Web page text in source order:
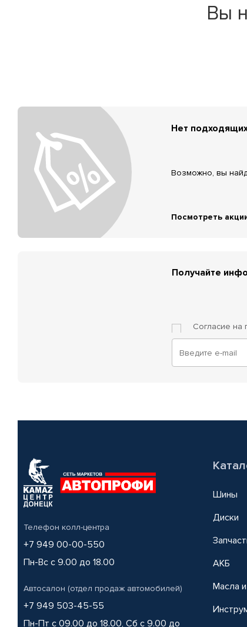
Вы
Нет
Возможно, вы
Посмотреть
Получайте
Согласие на
Телефон колл-центра
+7 949 00-00-550
Пн-Вс с 9.00 до 18.00
Автосалон (отдел продаж автомобилей)
+7 949 503-45-55
Пн-Пт с 09.00 до 18.00, Сб с 9.00 до
Шины
Диски
АКБ
Масла